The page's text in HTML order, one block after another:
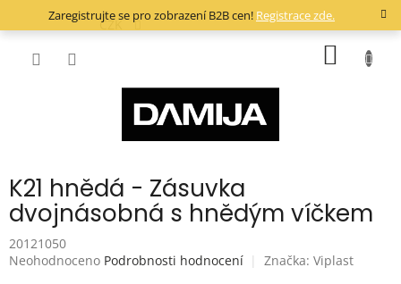
Zaregistrujte se pro zobrazení B2B cen! Registrace zde.
CZK
K21 hnědá - Zásuvka
dvojnásobná s hnědým víčkem
20121050
Průměrné
Neohodnoceno Podrobnosti hodnocení Značka: Viplast